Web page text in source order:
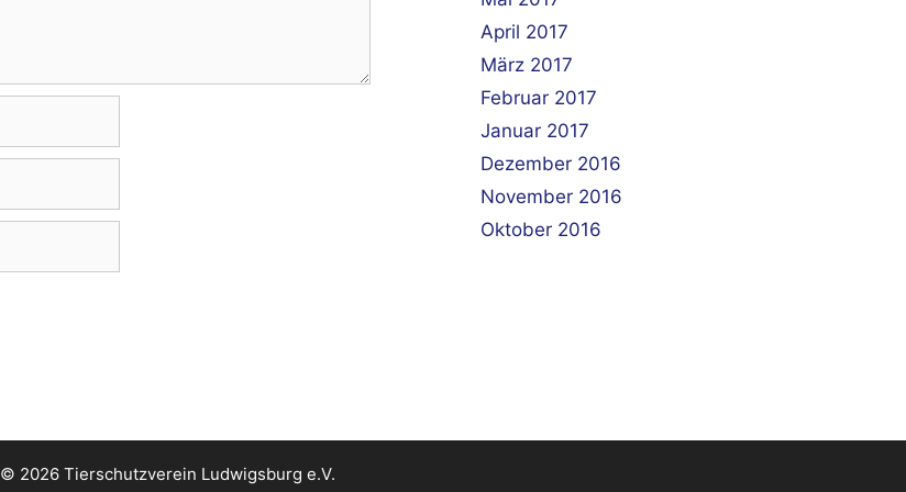
April 2017
März 2017
Februar 2017
Januar 2017
Dezember 2016
November 2016
Oktober 2016
© 2026 Tierschutzverein Ludwigsburg e.V.